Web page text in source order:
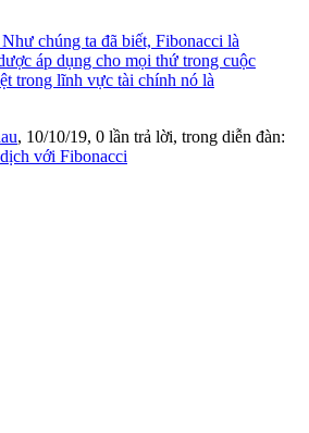
chúng ta đã biết, Fibonacci là
áp dụng cho mọi thứ trong cuộc
trong lĩnh vực tài chính nó là
, 10/10/19, 0 lần trả lời, trong diễn đàn:
với Fibonacci